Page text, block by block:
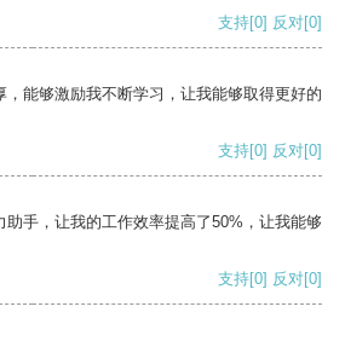
支持[0] 反对[0]
，能够激励我不断学习，让我能够取得更好的
支持[0] 反对[0]
助手，让我的工作效率提高了50%，让我能够
支持[0] 反对[0]